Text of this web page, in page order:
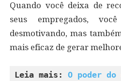
Quando você deixa de
seus empregados,
desmotivando, mas
mais eficaz de gerar
Leia mais: O poder